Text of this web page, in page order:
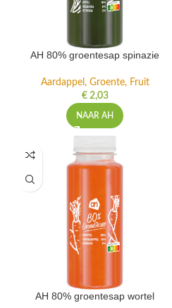
AH 80% groentesap spinazie
Aardappel, Groente, Fruit
€2,03
NAAR AH
AH 80% groentesap wortel